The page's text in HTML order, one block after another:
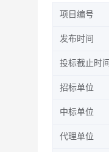
项目编号
发布时间
投标截止时间
招标单位
中标单位
代理单位